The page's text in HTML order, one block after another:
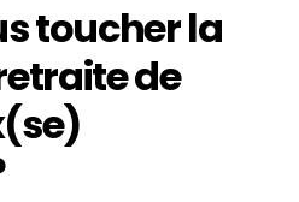
toucher la
de